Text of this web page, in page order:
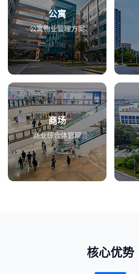
公寓
公寓物业管理方案
商场
商业综合体管理
核心优势